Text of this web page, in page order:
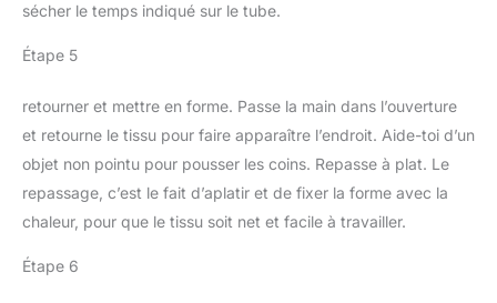
sécher le temps indiqué sur le tube.
Étape 5
retourner et mettre en forme. Passe la main dans l’ouverture
et retourne le tissu pour faire apparaître l’endroit. Aide-toi d’un
objet non pointu pour pousser les coins. Repasse à plat. Le
repassage, c’est le fait d’aplatir et de fixer la forme avec la
chaleur, pour que le tissu soit net et facile à travailler.
Étape 6